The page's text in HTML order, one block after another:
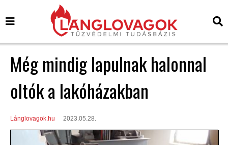
Még mindig lapulnak halonnal
oltók a lakóházakban
Lánglovagok.hu 2023.05.28.